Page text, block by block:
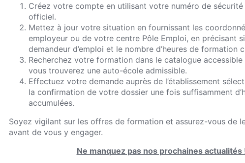
Créez votre compte en utilisant votre numéro de
officiel.
Mettez à jour votre situation en fournissant les
employeur ou de votre centre Pôle Emploi, en précisant
demandeur d’emploi et le nombre d’heures de formation
Recherchez votre formation dans le catalogue accessible
vous trouverez une auto-école admissible.
Effectuez votre demande auprès de l’établissement
la confirmation de votre dossier une fois suffisamment
accumulées.
Soyez vigilant sur les offres de formation et assurez-vous de
avant de vous y engager.
Ne manquez pas nos prochaines actualités